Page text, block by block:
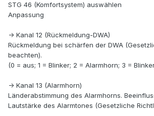
STG 46 (Komfortsystem) auswählen
Anpassung
-> Kanal 12 (Rückmeldung-DWA)
Rückmeldung bei schärfen der DWA
beachten).
(0 = aus; 1 = Blinker; 2 = Alarmhorn; 3 =
-> Kanal 13 (Alarmhorn)
Länderabstimmung des Alarmhorns.
Lautstärke des Alarmtones (Gesetzliche